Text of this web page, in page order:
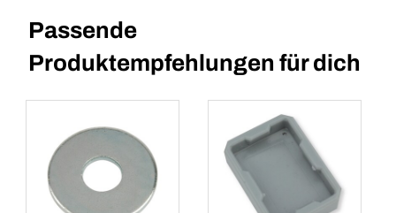
Passende
Produktempfehlungen für dich